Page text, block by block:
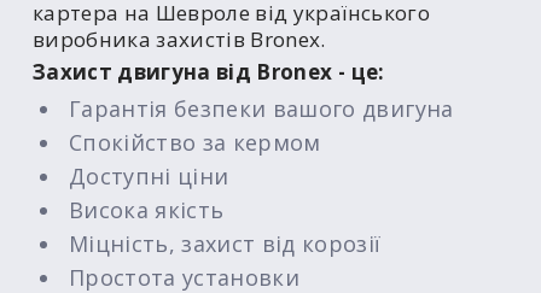
картера на Шевроле від українського
виробника захистів Bronex.
Захист двигуна від Bronex - це:
Гарантія безпеки вашого двигуна
Спокійство за кермом
Доступні ціни
Висока якість
Міцність, захист від корозії
Простота установки